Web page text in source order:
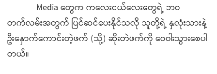
Media တွေက ကလေးငယ်လေးတွေရဲ့ ဘဝ
တက်လမ်းအတွက် ပြင်ဆင်ပေးနိုင်သလို သူတို့ရဲ့ နှလုံးသားနဲ့
ဦးနှောက်ကောင်းတဲ့ဖက် (သို့) ဆိုးတဲဖက်ကို ဝေဝါးသွားစေပါ
တယ်။